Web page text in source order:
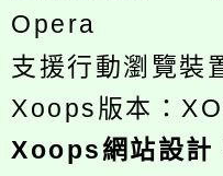
Opera
支援行動瀏覽裝
Xoops版本：
Xoops網站設計